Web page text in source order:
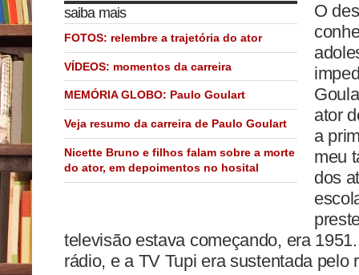
saiba mais
FOTOS: relembre a trajetória do ator
VÍDEOS: momentos da carreira
MEMÓRIA GLOBO: Paulo Goulart
Veja resumo da carreira de Paulo Goulart
Nicette Bruno e filhos falam sobre a morte
do ator, em depoimentos no hosital
O
ator
a
meu
dos
televisão estava começando, era
rádio, e a TV Tupi era sustentada pelo